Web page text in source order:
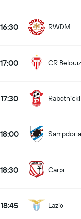
16:30 RWDM
17:00 CR
17:30 Rabotnicki
18:00 Sampdoria
18:30 Carpi
18:45 Lazio